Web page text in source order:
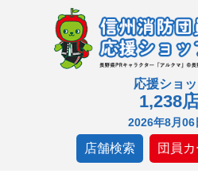
応援ショ
1,238
2026年8月06
店舗検索 団員